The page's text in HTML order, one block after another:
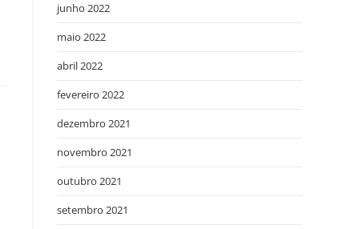
junho 2022
maio 2022
abril 2022
fevereiro 2022
dezembro 2021
novembro 2021
outubro 2021
setembro 2021